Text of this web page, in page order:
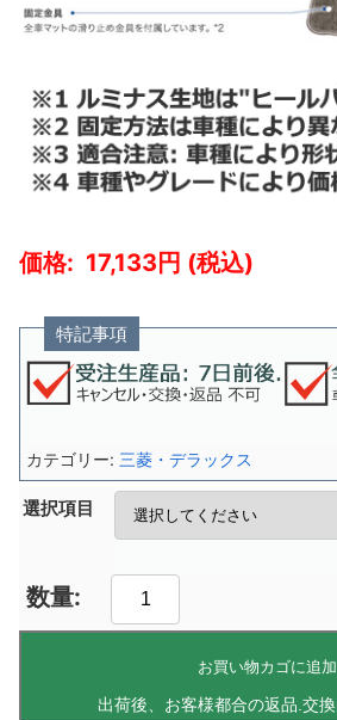
17,133
特記事項
選択項目
お買い物カゴに追加
カテゴリー: 三菱・デラックス